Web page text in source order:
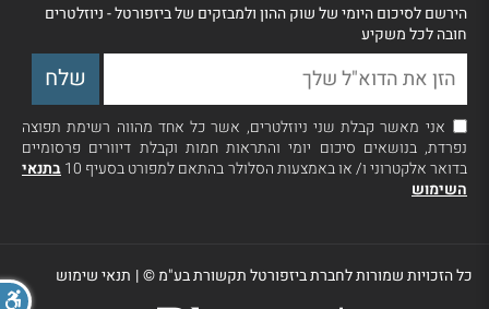
הירשם לסיכום היומי של שוק ההון ולמבזקים של ביזפורטל - ניוזלטרים
חובה לכל משקיע
אני מאשר קבלת שני ניוזלטרים, אשר כל אחד מהווה רשימת תפוצה
נפרדת, בנושאים סיכום יומי והתראות חמות וקבלת דיוורים פרסומיים
בדואר אלקטרוני ו/ או באמצעות הסלולר בהתאם למפורט בסעיף 10
בתנאי
השימוש
כל הזכויות שמורות לחברת ביזפורטל תקשורת בע"מ ©| תנאי שימוש